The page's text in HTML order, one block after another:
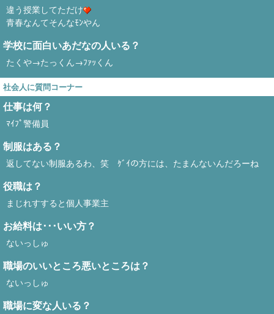
違う授業してただけ
青春なんてそんなﾓﾝやん
学校に面白いあだなの人いる？
たくや→たっくん→ﾌｧｯくん
社会人に質問コーナー
仕事は何？
ﾏｲﾌﾟ警備員
制服はある？
返してない制服あるわ、笑 ｹﾞｲの方には、たまんないんだろーね
役職は？
まじれすすると個人事業主
お給料は･･･いい方？
ないっしゅ
職場のいいところ悪いところは？
ないっしゅ
職場に変な人いる？